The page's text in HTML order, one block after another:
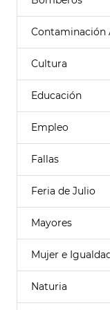
Contaminación
Cultura
Educación
Empleo
Fallas
Feria de Julio
Mayores
Mujer e
Naturia